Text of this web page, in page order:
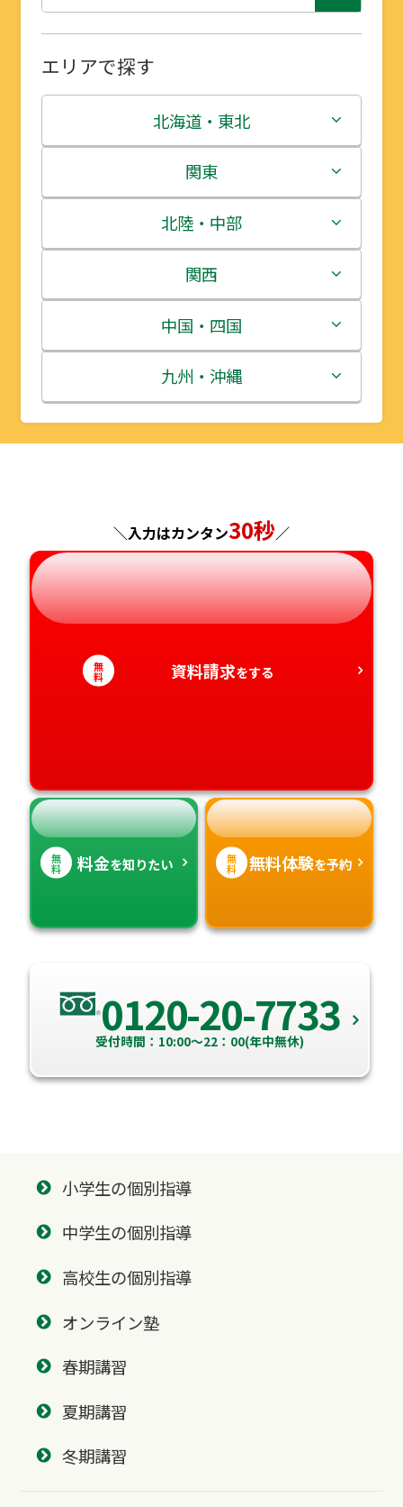
エリアで探す
北海道・東北
北海道
青森県
岩手県
宮城県
秋田県
山形県
関東
茨城県
栃木県
群馬県
埼玉県
千葉県
神奈川県
北陸・中部
新潟県
富山県
石川県
福井県
長野県
岐阜県
静岡県
愛知県
関西
三重県
滋賀県
京都府
兵庫県
奈良県
和歌山県
中国・四国
鳥取県
島根県
広島県
山口県
徳島県
香川県
九州・沖縄
福岡県
長崎県
熊本県
大分県
宮崎県
＼入力はカンタン30秒／
無
料 資料請求をする
無
料 料金を知りたい 無
料 無料体験を予約
0120-20-7733
受付時間：10:00～22：00(年中無休)
小学生の個別指導
中学生の個別指導
高校生の個別指導
オンライン塾
春期講習
夏期講習
冬期講習